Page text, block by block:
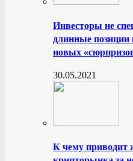
Инвесторы не
длинные позиции
новых
30.05.2021
К чему приводит